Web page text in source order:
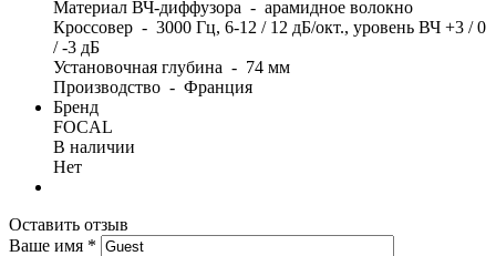
Материал ВЧ-диффузора - арамидное волокно
Кроссовер - 3000 Гц, 6-12 / 12 дБ/окт., уровень ВЧ +3 / 0
/ -3 дБ
Установочная глубина - 74 мм
Производство - Франция
Бренд
FOCAL
В наличии
Нет
Оставить отзыв
Ваше имя *